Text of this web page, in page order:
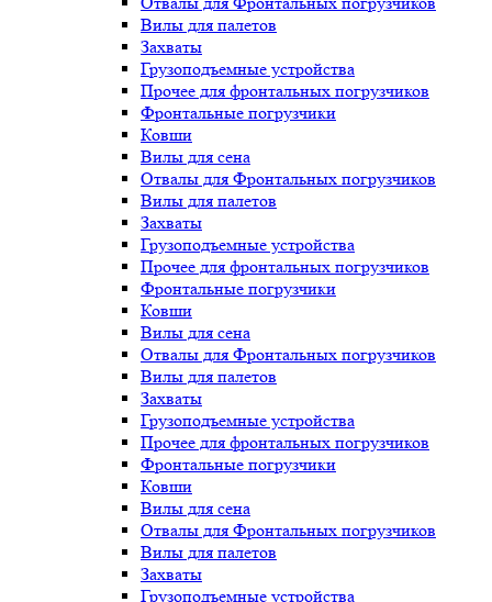
Вилы для палетов
Захваты
Грузоподъемные устройства
Прочее для фронтальных погрузчиков
Фронтальные погрузчики
Ковши
Вилы для сена
Отвалы для Фронтальных погрузчиков
Вилы для палетов
Захваты
Грузоподъемные устройства
Прочее для фронтальных погрузчиков
Фронтальные погрузчики
Ковши
Вилы для сена
Отвалы для Фронтальных погрузчиков
Вилы для палетов
Захваты
Грузоподъемные устройства
Прочее для фронтальных погрузчиков
Фронтальные погрузчики
Ковши
Вилы для сена
Отвалы для Фронтальных погрузчиков
Вилы для палетов
Захваты
Грузоподъемные устройства